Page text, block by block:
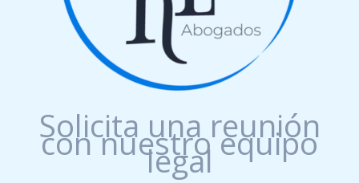
Solicita una reunión
con nuestro equipo
legal